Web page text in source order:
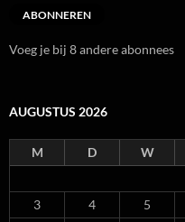
ABONNEREN
Voeg je bij 8 andere abonnees
AUGUSTUS 2026
M D W
3
4 5